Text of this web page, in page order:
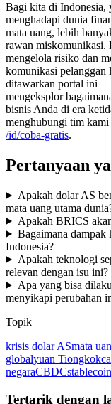
Bagi kita di Indonesia,
menghadapi dunia
mata uang, lebih
rawan miskomunikasi.
mengelola risiko dan
komunikasi pelanggan
ditawarkan portal ini
mengeksplor
bisnis Anda di era
menghubungi tim kami
/id/coba-gratis.
Pertanyaan
Apakah dolar AS
mata uang utama
Apakah BRICS
Bagaimana
Indonesia?
Apakah teknologi
relevan dengan isu ini?
Apa yang bisa
menyikapi perubahan
Topik
krisis dolar ASmata
globalyuan Tiongkok
negaraCBDCstablecoin
Tertarik dengan